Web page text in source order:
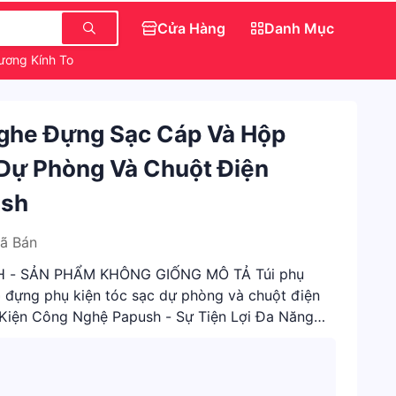
Kính Toàn Thân
Cửa Hàng Danh Mục
Đựng Sạc Cáp Và Hộp
Phòng Và Chuột Điện
Bán
SẢN PHẨM KHÔNG GIỐNG MÔ TẢ Túi phụ
phụ kiện tóc sạc dự phòng và chuột điện
Công Nghệ Papush - Sự Tiện Lợi Đa Năng